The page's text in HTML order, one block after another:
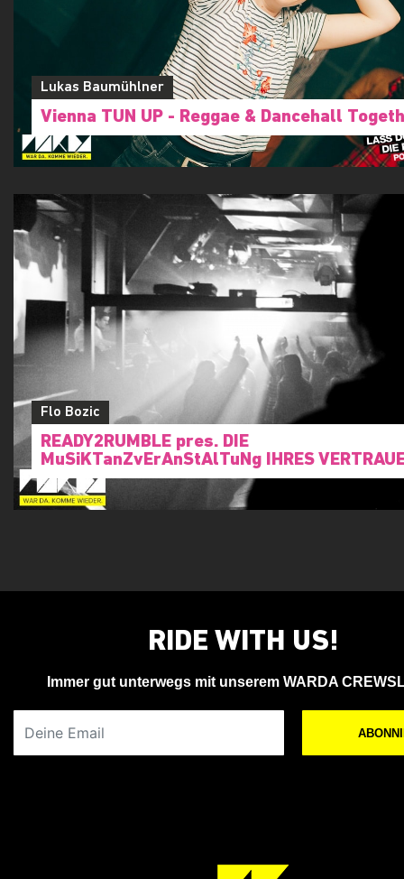
Lukas Baumühlner
Vienna TUN UP - Reggae & Dancehall
Flo Bozic
READY2RUMBLE pres. DIE
MuSiKTanZvErAnStAlTuNg IHRES
RIDE WITH US!
Immer gut unterwegs mit unserem WARDA